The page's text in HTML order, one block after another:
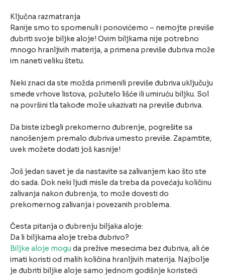
Ključna razmatranja
Ranije smo to spomenuli i ponovićemo – nemojte previše
đubriti svoje biljke aloje! Ovim biljkama nije potrebno
mnogo hranljivih materija, a primena previše đubriva može
im naneti veliku štetu.
Neki znaci da ste možda primenili previše đubriva uključuju
smeđe vrhove listova, požutelo lišće ili umiruću biljku. Sol
na površini tla takođe može ukazivati na previše đubriva.
Da biste izbegli prekomerno đubrenje, pogrešite sa
nanošenjem premalo đubriva umesto previše. Zapamtite,
uvek možete dodati još kasnije!
Još jedan savet je da nastavite sa zalivanjem kao što ste
do sada. Dok neki ljudi misle da treba da povećaju količinu
zalivanja nakon đubrenja, to može dovesti do
prekomernog zalivanja i povezanih problema.
Česta pitanja o đubrenju biljaka aloje:
Da li biljkama aloje treba đubrivo?
Biljke aloje mogu da prežive mesecima bez đubriva, ali će
imati koristi od malih količina hranljivih materija. Najbolje
je đubriti biljke aloje samo jednom godišnje koristeći